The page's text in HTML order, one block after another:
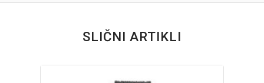
SLIČNI ARTIKLI